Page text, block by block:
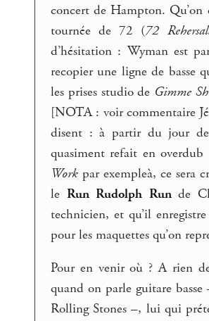
concert de Hampton. Qu’on
tournée de 72 (72
d’hésitation : Wyman est
recopier une ligne de basse
les prises studio de Gimme
[NOTA : voir commentaire
disent : à partir du jour
quasiment refait en
Work par exempleà, ce sera
le Run Rudolph Runde
technicien, et qu’il
pour les maquettes qu’on
Pour en venir où ? A rien
quand on parle guitare
Rolling Stones –, lui qui